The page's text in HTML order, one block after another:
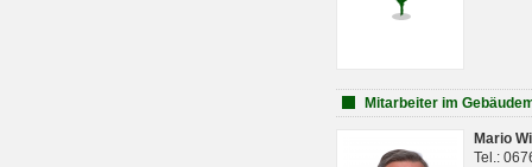
Mitarbeiter im
Mario
Tel.: